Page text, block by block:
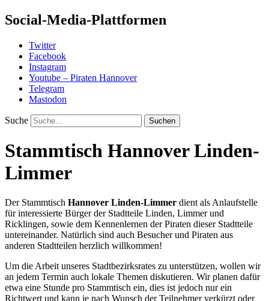
Social-Media-Plattformen
Twitter
Facebook
Instagram
Youtube – Piraten Hannover
Telegram
Mastodon
Suche
Stammtisch Hannover Linden-
Limmer
Der Stammtisch Hannover Linden-Limmer dient als Anlaufstelle
für interessierte Bürger der Stadtteile Linden, Limmer und
Ricklingen, sowie dem Kennenlernen der Piraten dieser Stadtteile
untereinander. Natürlich sind auch Besucher und Piraten aus
anderen Stadtteilen herzlich willkommen!
Um die Arbeit unseres Stadtbezirksrates zu unterstützen, wollen wir
an jedem Termin auch lokale Themen diskutieren. Wir planen dafür
etwa eine Stunde pro Stammtisch ein, dies ist jedoch nur ein
Richtwert und kann je nach Wunsch der Teilnehmer verkürzt oder